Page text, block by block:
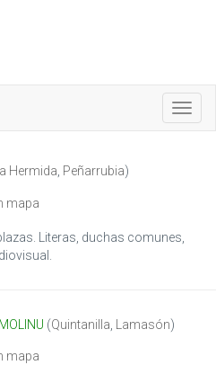
T
o
Hermida, Peñarrubia)
mapa
Literas, duchas comunes,
(Quintanilla Lamasón)
mapa